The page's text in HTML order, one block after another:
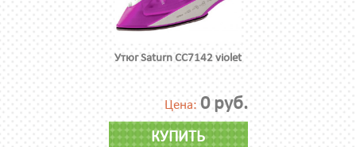
Утюг Saturn CC7142 violet
Цена: 0 руб.
КУПИТЬ